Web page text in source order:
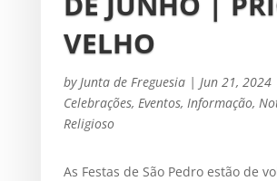
VELHO
by Junta de Freguesia| Jun 21, 2024
Celebrações, Eventos, Informação,
Religioso
As Festas de São Pedro estão de